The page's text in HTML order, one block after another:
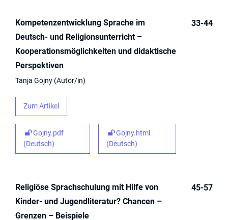
Kompetenzentwicklung Sprache im
Deutsch- und Religionsunterricht –
Kooperationsmöglichkeiten und didaktische
Perspektiven
Tanja Gojny Autor/in
Zum Artikel
Gojny.pdf
(Deutsch)
Gojny.html
(Deutsch)
33-44
Religiöse Sprachschulung mit Hilfe von
Kinder- und Jugendliteratur? Chancen –
Grenzen – Beispiele
45-57